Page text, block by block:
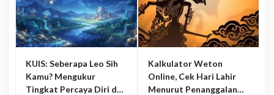
KUIS: Seberapa Leo Sih
Kamu? Mengukur
Tingkat Percaya Diri dan
Kalkulator Weton
Online, Cek Hari Lahir
Menurut Penanggalan